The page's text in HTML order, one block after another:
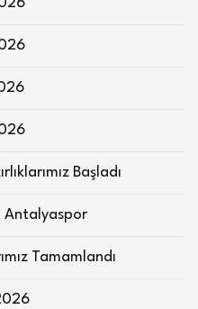
Başladı
Antalyaspor
Tamamlandı